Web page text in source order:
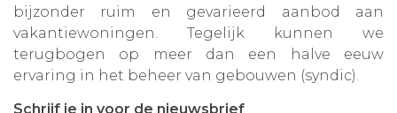
bijzonder ruim en gevarieerd aanbod aan
vakantiewoningen. Tegelijk kunnen we
terugbogen op meer dan een halve eeuw
ervaring in het beheer van gebouwen (syndic).
Schrijf je in voor de nieuwsbrief